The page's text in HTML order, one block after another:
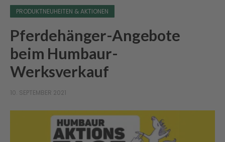
PRODUKTNEUHEITEN & AKTIONEN
Pferdehänger-Angebote
beim Humbaur-
Werksverkauf
10. SEPTEMBER 2021